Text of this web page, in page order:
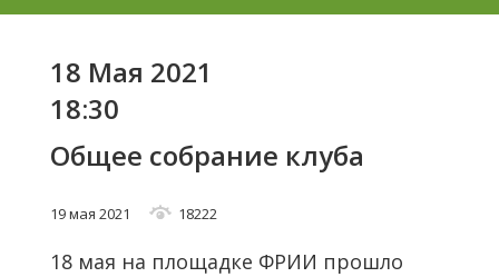
18 Мая 2021
18:30
Общее собрание клуба
19 мая 2021 18222
18 мая на площадке ФРИИ прошло